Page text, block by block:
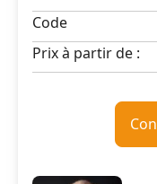
Code
Prix à partir de :